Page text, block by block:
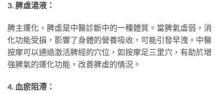
3. 脾虛湯液：
脾主運化，脾虛是中醫診斷中的一種體質。當脾氣虛弱，消
化功能受損，影響了身體的營養吸收，可能引發早洩。中醫
按摩可以通過激活脾經的穴位，如按摩足三里穴，有助於增
強脾氣的運化功能，改善脾虛的情況。
4. 血瘀阻滯：